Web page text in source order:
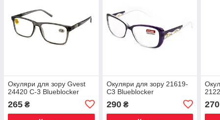
Окуляри для зору Gvest
24420 C-3 Blueblocker
265 ₴
Окуляри для зору 21619-
C3 Blueblocker
290₴ 270